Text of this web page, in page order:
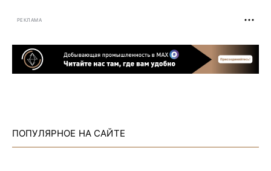
РЕКЛАМА
ПОПУЛЯРНОЕ НА САЙТЕ